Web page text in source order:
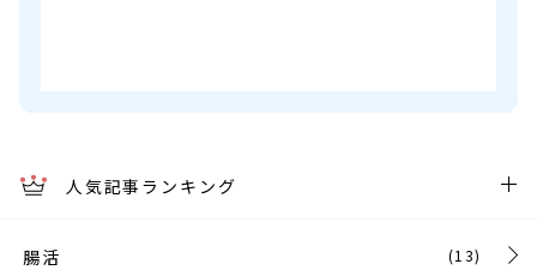
人気記事ランキング
腸活 (13)